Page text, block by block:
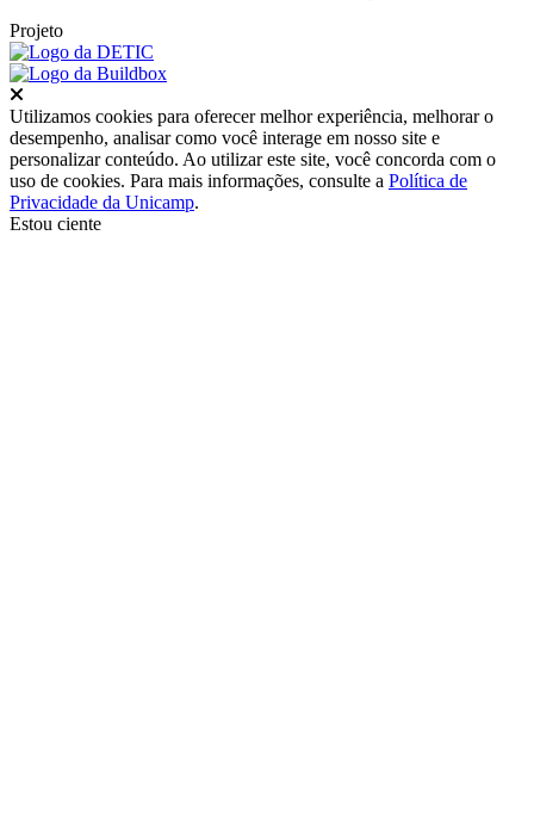
Projeto
Utilizamos cookies para oferecer melhor experiência, melhorar o
desempenho, analisar como você interage em nosso site e
personalizar conteúdo. Ao utilizar este site, você concorda com o
uso de cookies. Para mais informações, consulte a Política de
Privacidade da Unicamp.
Estou ciente